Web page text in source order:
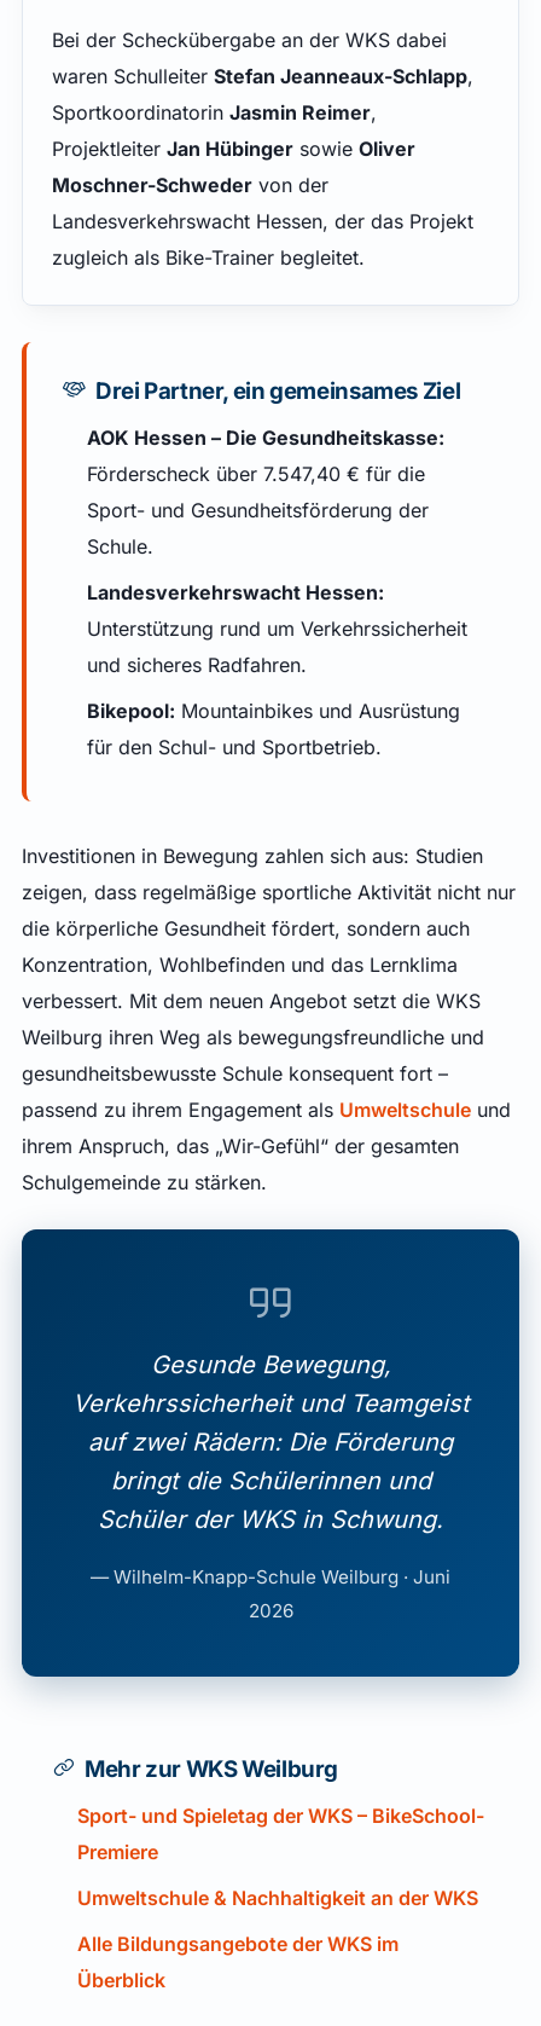
Bei der Scheckübergabe an der WKS dabei
waren Schulleiter Stefan Jeanneaux-Schlapp,
Sportkoordinatorin Jasmin Reimer,
Projektleiter Jan Hübingersowie Oliver
Moschner-Schwedervon der
Landesverkehrswacht Hessen, der das Projekt
zugleich als Bike-Trainer begleitet.
Drei Partner, ein gemeinsames Ziel
AOK Hessen – Die Gesundheitskasse:
Förderscheck über 7.547,40 € für die
Sport- und Gesundheitsförderung der
Schule.
Landesverkehrswacht Hessen:
Unterstützung rund um Verkehrssicherheit
und sicheres Radfahren.
Bikepool: Mountainbikes und Ausrüstung
für den Schul- und Sportbetrieb.
Investitionen in Bewegung zahlen sich aus: Studien
zeigen, dass regelmäßige sportliche Aktivität nicht nur
die körperliche Gesundheit fördert, sondern auch
Konzentration, Wohlbefinden und das Lernklima
verbessert. Mit dem neuen Angebot setzt die WKS
Weilburg ihren Weg als bewegungsfreundliche und
gesundheitsbewusste Schule konsequent fort –
passend zu ihrem Engagement als Umweltschuleund
ihrem Anspruch, das „Wir-Gefühl“ der gesamten
Schulgemeinde zu stärken.
Gesunde Bewegung,
Verkehrssicherheit und Teamgeist
auf zwei Rädern: Die Förderung
bringt die Schülerinnen und
Schüler der WKS in Schwung.
— Wilhelm-Knapp-Schule Weilburg · Juni
2026
Mehr zur WKS Weilburg
Sport- und Spieletag der WKS – BikeSchool-
Premiere
Umweltschule & Nachhaltigkeit an der WKS
Alle Bildungsangebote der WKS im
Überblick